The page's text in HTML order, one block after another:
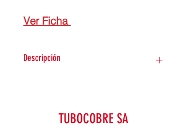
Ver Ficha
Descripción
NSF/ANSI/CAN-61 y 372
TUBOCOBRE SA